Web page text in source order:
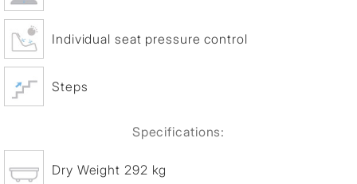
Individual seat pressure control
Steps
Specifications:
Dry Weight 292 kg